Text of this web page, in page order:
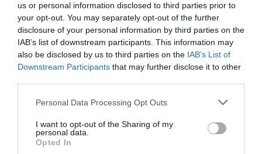
us or personal information disclosed to third parties prior to
your opt-out. You may separately opt-out of the further
disclosure of your personal information by third parties on the
IAB’s list of downstream participants. This information may
also be disclosed by us to third parties on the IAB’s List of
Downstream Participants that may further disclose it to other
Please note that this website/app uses one or more Google
not limited to your visit or usage behaviour. You may click to
grant or deny consent to Google and its third-party tags to
use your data for below specified purposes in below Google
Personal Data Processing Opt Outs
I want to opt-out of the Sharing of my
personal data.
Opted In
ΣΥΓΚΛΟΝΙΣΤΙΚΟΣ ΑΠΟΧΑΙΡΕΤΙΣΜΟΣ ΣΤΗ
ΡΑΦΗΝΑ ΣΤΟ «ΤΕΛΕΥΤΑΙΟ ΜΠΑΡΚΟ» ΤΟΥ
ΚΑΠΕΤΑΝ ΑΝΤΩΝΗ ΒΙΔΑΛΗ
Απαράδεκτη εμπειρία στη Ραφήνα. Φωτογραφίες από την
ΑΠΟΚΛΕΙΣΤΙΚΟ: «ΕΤΣΙ ΑΝΑΚΑΛΥΨΑ ΤΟ
«ΑΥΤΗ ΤΗΝ ΑΝΔΡΟ ΘΕΛΟΥΜΕ…»